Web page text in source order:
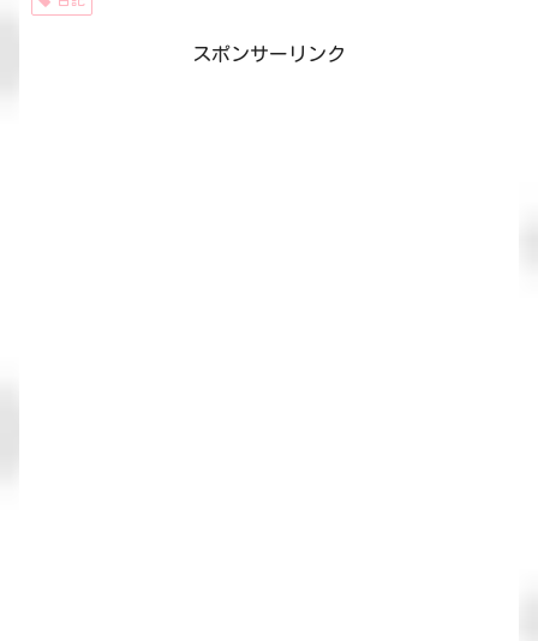
スポンサーリンク